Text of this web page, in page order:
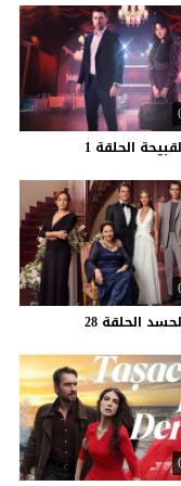
الحلقة 1
الحلقة 28